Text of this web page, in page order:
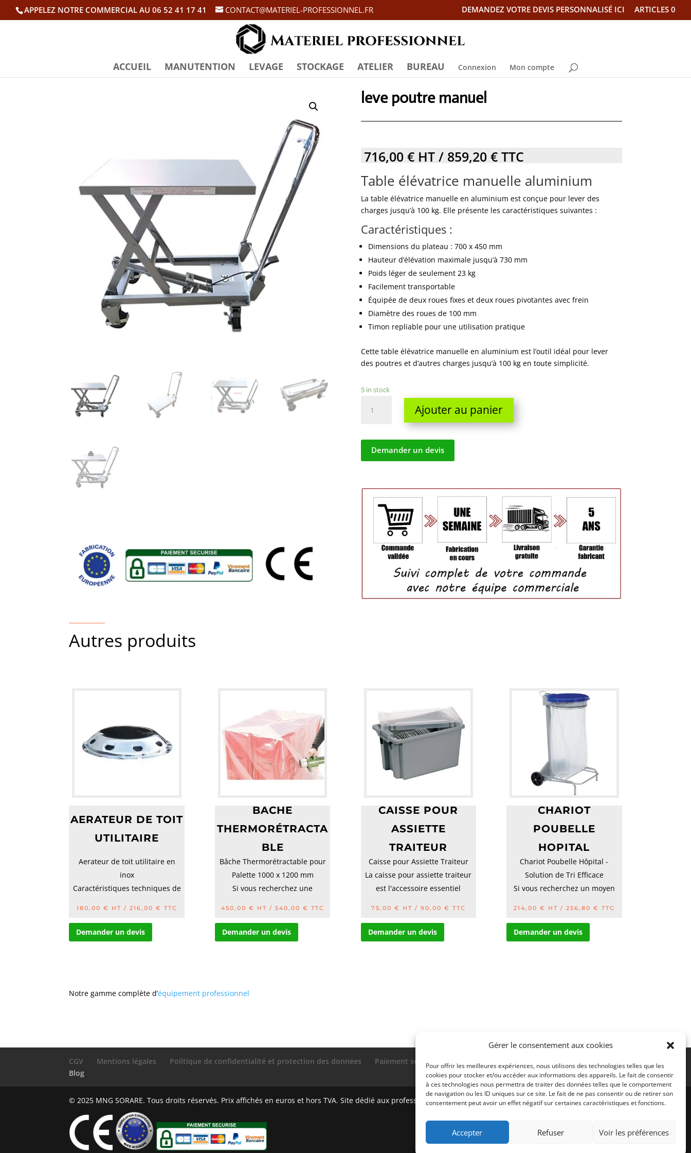
Gérer le consentement aux cookies
Pour offrir les meilleures expériences, nous utilisons des technologies telles que les
cookies pour stocker et/ou accéder aux informations des appareils. Le fait de consentir
à ces technologies nous permettra de traiter des données telles que le comportement
de navigation ou les ID uniques sur ce site. Le fait de ne pas consentir ou de retirer son
consentement peut avoir un effet négatif sur certaines caractéristiques et fonctions.
Accepter Refuser Voir les préférences
APPELEZ NOTRE COMMERCIAL AU 06 52 41 17 41 CONTACT@MATERIEL-PROFESSIONNEL.FR DEMANDEZ VOTRE DEVIS PERSONNALISÉ ICI ARTICLES 0
ACCUEIL MANUTENTION LEVAGE STOCKAGE ATELIER BUREAU Connexion Mon compte
leve poutre manuel
716,00 € HT / 859,20 €TTC
Table élévatrice manuelle aluminium
La table élévatrice manuelle en aluminium est conçue pour lever des
charges jusqu’à 100 kg. Elle présente les caractéristiques suivantes :
Caractéristiques :
Dimensions du plateau : 700 x 450 mm
Hauteur d’élévation maximale jusqu’à 730 mm
Poids léger de seulement 23 kg
Facilement transportable
Équipée de deux roues fixes et deux roues pivotantes avec frein
Diamètre des roues de 100 mm
Timon repliable pour une utilisation pratique
Cette table élévatrice manuelle en aluminium est l’outil idéal pour lever
des poutres et d’autres charges jusqu’à 100 kg en toute simplicité.
5 in stock
poutre
Ajouter au panier
Demander un devis
Autres produits
AERATEUR DE TOIT
UTILITAIRE
Aerateur de toit utilitaire en
inox
Caractéristiques techniques de
180,00 € HT / 216,00 € TTC
Demander un devis
BACHE
THERMORÉTRACTA
BLE
Bâche Thermorétractable pour
Palette 1000 x 1200 mm
Si vous recherchez une
450,00 € HT / 540,00 € TTC
Demander un devis
CAISSE POUR
ASSIETTE
TRAITEUR
Caisse pour Assiette Traiteur
La caisse pour assiette traiteur
est l'accessoire essentiel
75,00 € HT / 90,00 € TTC
Demander un devis
CHARIOT
POUBELLE
HOPITAL
Chariot Poubelle Hôpital -
Solution de Tri Efficace
Si vous recherchez un moyen
214,00 € HT / 256,80 € TTC
Demander un devis
Notre gamme complète d’équipement professionnel
CGV Mentions légales Politique de confidentialité et protection des données Paiement sécurisé Gérer mes cookies
Nous contacter
Blog
© 2025 MNG SORARE. Tous droits réservés. Prix affichés en euros et hors TVA. Site dédié aux professionnels